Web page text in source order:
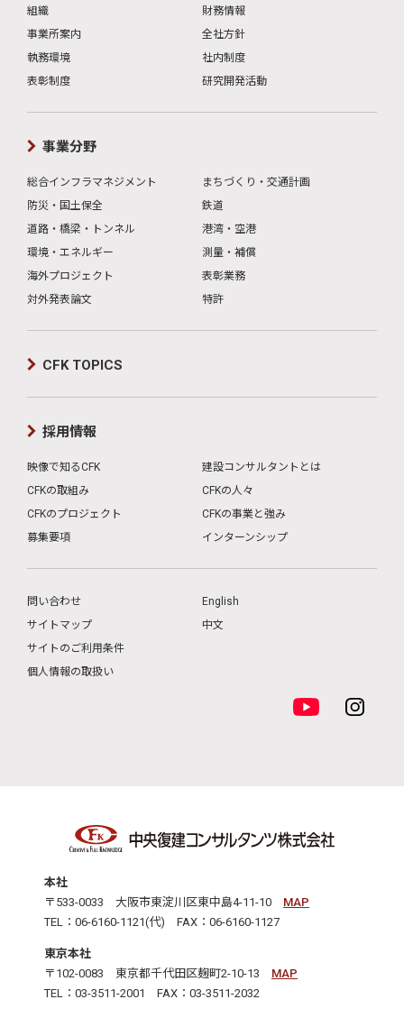
組織
財務情報
事業所案内
全社方針
執務環境
社内制度
表彰制度
研究開発活動
事業分野
総合インフラマネジメント
まちづくり・交通計画
防災・国土保全
鉄道
道路・橋梁・トンネル
港湾・空港
環境・エネルギー
測量・補償
海外プロジェクト
表彰業務
対外発表論文
特許
CFK TOPICS
採用情報
映像で知るCFK
建設コンサルタントとは
CFKの取組み
CFKの人々
CFKのプロジェクト
CFKの事業と強み
募集要項
インターンシップ
問い合わせ
サイトマップ
サイトのご利用条件
個人情報の取扱い
English
中文
本社
〒533-0033 大阪市東淀川区東中島4-11-10 MAP
TEL：06-6160-1121(代) FAX：06-6160-1127
東京本社
〒102-0083 東京都千代田区麹町2-10-13 MAP
TEL：03-3511-2001 FAX：03-3511-2032